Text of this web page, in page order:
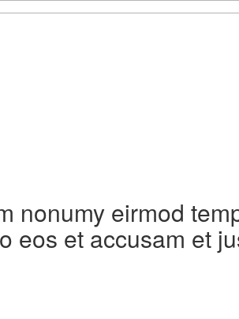
nonumy eirmod
eos et accusam et